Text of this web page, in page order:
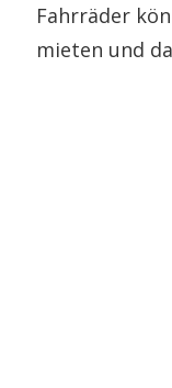
Fahrräder
mieten und